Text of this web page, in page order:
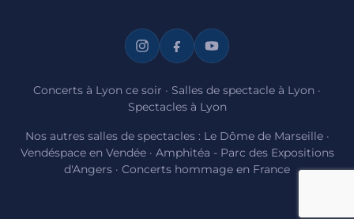
Concerts à Lyon ce soir · Salles de spectacle à Lyon ·
Spectacles à Lyon
Nos autres salles de spectacles : Le Dôme de Marseille·
Vendéspace en Vendée· Amphitéa - Parc des Expositions
d'Angers · Concerts hommage en France